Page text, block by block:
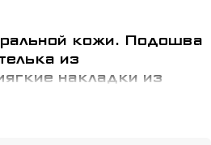
кожи. Подошва
из
накладки из
травмы
отличает